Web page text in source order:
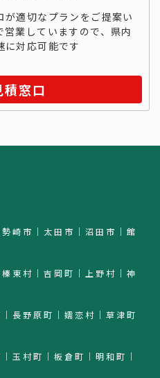
適切なプランをご提案い
業していますので、県内
に対応可能です
積窓口
崎市｜太田市｜沼田市｜館
東村｜吉岡町｜上野村｜神
長野原町｜嬬恋村｜草津町
玉村町｜板倉町｜明和町｜